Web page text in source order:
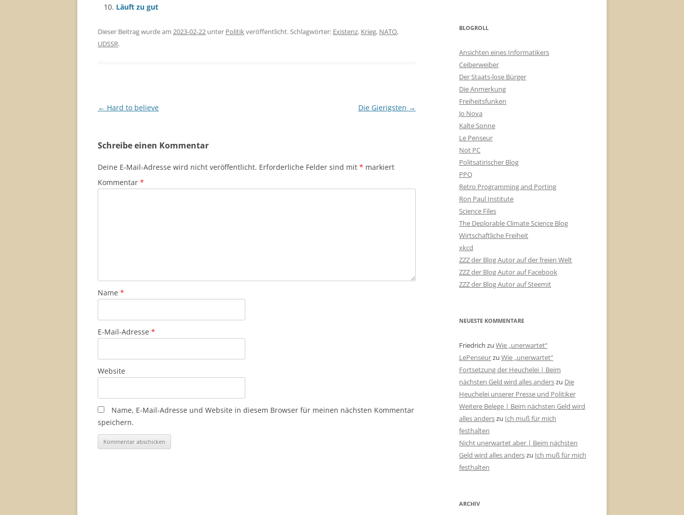
Läuft zu gut
Dieser Beitrag wurde am 2023-02-22 unter Politikveröffentlicht. Schlagwörter: Existenz, Krieg, NATO,
UDSSR.
Beitragsnavigation
← Hard to believe Die Gierigsten →
Schreibe einen Kommentar
Deine E-Mail-Adresse wird nicht veröffentlicht. Erforderliche Felder sind mit * markiert
Kommentar *
Name *
E-Mail-Adresse *
Website
Name, E-Mail-Adresse und Website in diesem Browser für meinen nächsten Kommentar
speichern.
BLOGROLL
Ansichten eines Informatikers
Ceiberweiber
Der Staats-lose Bürger
Die Anmerkung
Freiheitsfunken
Jo Nova
Kalte Sonne
Le Penseur
Not PC
Politsatirischer Blog
PPQ
Retro Programming and Porting
Ron Paul Institute
Science Files
The Deplorable Climate Science Blog
Wirtschaftliche Freiheit
xkcd
ZZZ der Blog Autor auf der freien Welt
ZZZ der Blog Autor auf Facebook
ZZZ der Blog Autor auf Steemit
NEUESTE KOMMENTARE
Friedrich zu Wie „unerwartet“
LePenseurzu Wie „unerwartet“
Fortsetzung der Heuchelei | Beim
nächsten Geld wird alles anderszu Die
Heuchelei unserer Presse und Politiker
Weitere Belege | Beim nächsten Geld wird
alles anderszu Ich muß für mich
festhalten
Nicht unerwartet aber | Beim nächsten
Geld wird alles anderszu Ich muß für mich
festhalten
ARCHIV